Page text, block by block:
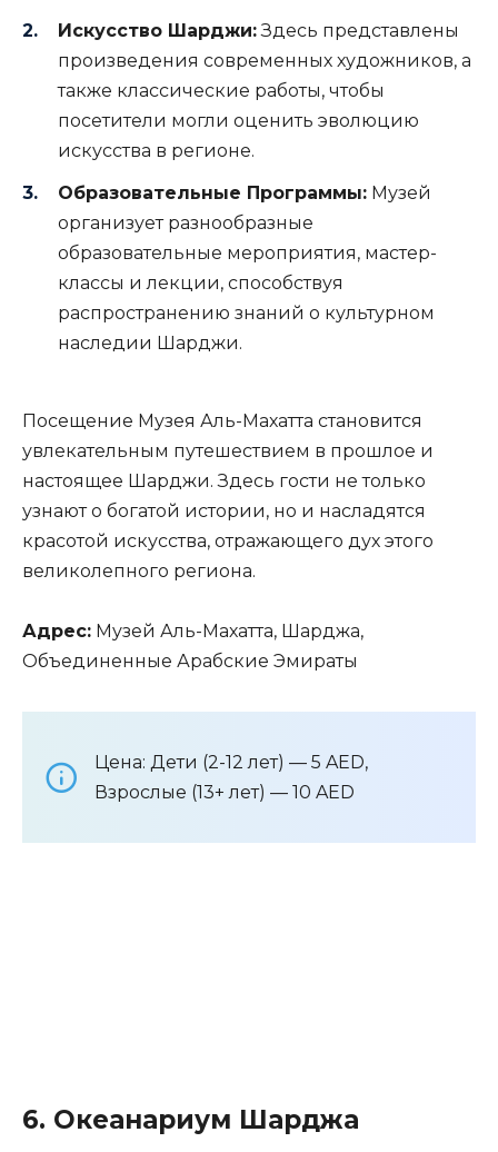
Искусство Шарджи:Здесь представлены
произведения современных художников, а
также классические работы, чтобы
посетители могли оценить эволюцию
искусства в регионе.
Образовательные Программы: Музей
организует разнообразные
образовательные мероприятия, мастер-
классы и лекции, способствуя
распространению знаний о культурном
наследии Шарджи.
Посещение Музея Аль-Махатта становится
увлекательным путешествием в прошлое и
настоящее Шарджи. Здесь гости не только
узнают о богатой истории, но и насладятся
красотой искусства, отражающего дух этого
великолепного региона.
Адрес: Музей Аль-Махатта, Шарджа,
Объединенные Арабские Эмираты
Цена: Дети (2-12 лет) — 5 AED,
Взрослые (13+ лет) — 10 AED
6. Океанариум Шарджа